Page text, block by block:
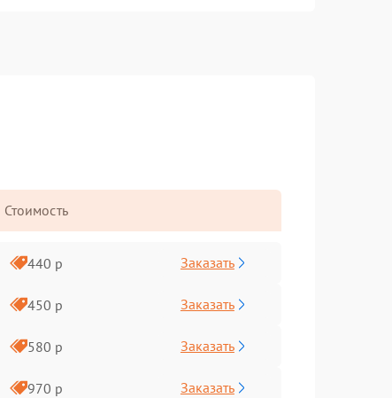
Стоимость
440 р Заказать
450 р Заказать
580 р Заказать
970 р Заказать